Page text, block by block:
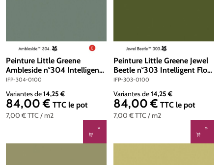
Peinture Little Greene
Ambleside n°304 Intelligent
Floor Paint 1 litre
IFP-304-0100
7,00 €TTC / m2
Variantes de14,25 €
Prix régulier :
84,00 € TTC le pot
Peinture Little Greene Jewel
Beetle n°303 Intelligent Floor
Paint 1 litre
IFP-303-0100
7,00 €TTC / m2
Variantes de14,25 €
Prix régulier :
84,00 € TTC le pot